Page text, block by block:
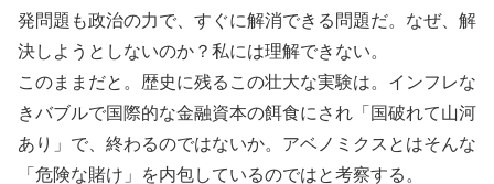
発問題も政治の力で、すぐに解消できる問題だ。なぜ、解
決しようとしないのか？私には理解できない。
このままだと。歴史に残るこの壮大な実験は。インフレな
きバブルで国際的な金融資本の餌食にされ「国破れて山河
あり」で、終わるのではないか。アベノミクスとはそんな
「危険な賭け」を内包しているのではと考察する。